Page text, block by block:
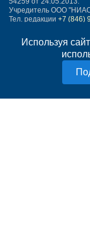
Используя
Учредитель ООО
Тел. редакции +7 (846)
Написать письмо
Нашли ошибку?
Политика
Согласие на
18+